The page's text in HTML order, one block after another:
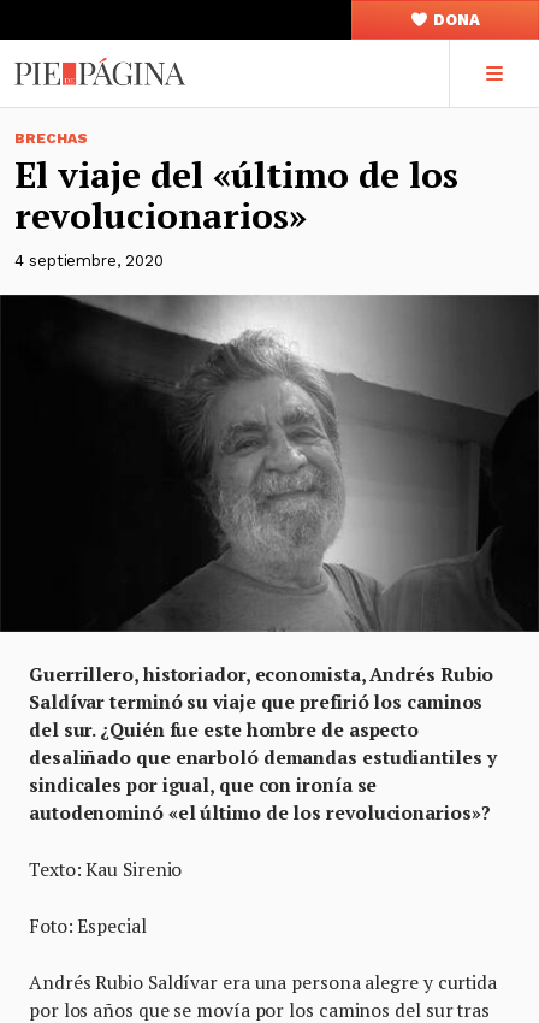
DONA
BRECHAS
El viaje del «último de los
revolucionarios»
4 septiembre, 2020
Guerrillero, historiador, economista, Andrés Rubio
Saldívar terminó su viaje que prefirió los caminos
del sur. ¿Quién fue este hombre de aspecto
desaliñado que enarboló demandas estudiantiles y
sindicales por igual, que con ironía se
autodenominó «el último de los revolucionarios»?
Texto: Kau Sirenio
Foto: Especial
Andrés Rubio Saldívar era una persona alegre y curtida
por los años que se movía por los caminos del sur tras